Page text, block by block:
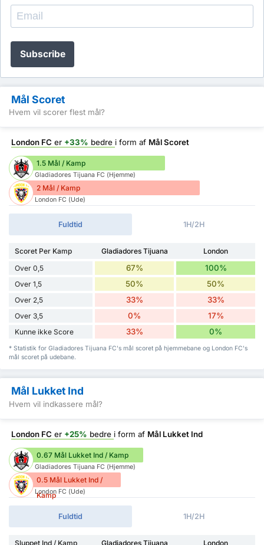
Subscribe
Mål Scoret
Hvem vil scorer flest mål?
London FC er +33% bedre i form af Mål Scoret
1.5 Mål / Kamp
Gladiadores Tijuana FC (Hjemme)
2 Mål / Kamp
London FC (Ude)
Fuldtid 1H/2H
Scoret Per Kamp Gladiadores Tijuana
London
Over 0,5
67% 100%
Over 1,5 50% 50%
Over 2,5 33% 33%
Over 3,5 0% 17%
Kunne ikke Score 33% 0%
* Statistik for Gladiadores Tijuana FC's mål scoret på hjemmebane og London FC's
mål scoret på udebane.
Mål Lukket Ind
Hvem vil indkassere mål?
London FC er +25% bedre i form af Mål Lukket Ind
0.67 Mål Lukket Ind / Kamp
Gladiadores Tijuana FC (Hjemme)
0.5 Mål Lukket Ind /
Kamp
London FC (Ude)
Fuldtid 1H/2H
Sluppet Ind / Kamp Gladiadores Tijuana
London